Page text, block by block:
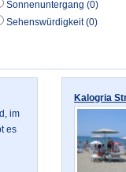
Sonnenuntergang (0)
Sehenswürdigkeit (0)
im
es
Kalogria